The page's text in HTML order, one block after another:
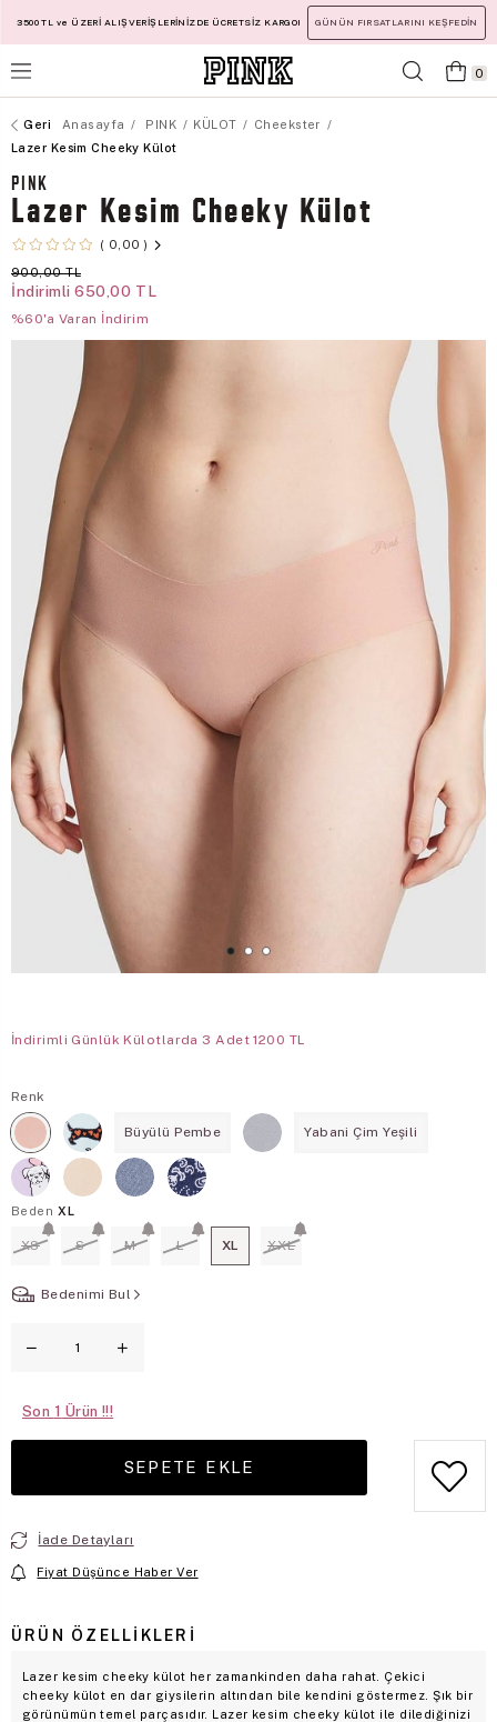
3500 TL ve ÜZERİ ALIŞVERİŞLERİNİZDE ÜCRETSİZ KARGO! GÜNÜN FIRSATLARINI KEŞFEDİN
0
Anasayfa PINK KÜLOT
Cheekster
Lazer Kesim Cheeky Külot
PINK
Lazer Kesim Cheeky Külot
0,00
900,00 TL
İndirimli 650,00 TL
%60'a Varan İndirim
İndirimli Günlük Külotlarda 3 Adet 1200 TL
Renk
Büyülü Pembe Yabani Çim Yeşili
Beden XL
XS S M L XL XXL
Bedenimi Bul
Son 1
İade Detayları
Fiyat Düşünce Haber Ver
ÜRÜN ÖZELLIKLERI
Lazer kesim cheeky külot her zamankinden daha rahat. Çekici
cheeky külot en dar giysilerin altından bile kendini göstermez. Şık bir
görünümün temel parçasıdır. Lazer kesim cheeky külot ile dilediğinizi